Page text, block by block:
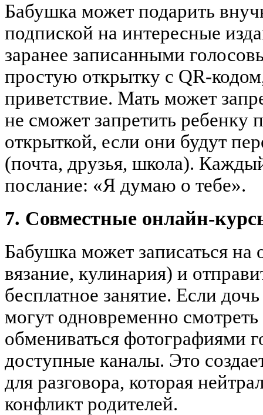
Бабушка может подарить
подпиской на интересные
заранее записанными
простую открытку с QR-
приветствие. Мать может
не сможет запретить ребенку
открыткой, если они будут
(почта, друзья, школа).
послание: «Я думаю о тебе».
7. Совместные онлайн-
Бабушка может записаться на
вязание, кулинария) и
бесплатное занятие. Если
могут одновременно смотреть
обмениваться фотографиями
доступные каналы. Это
для разговора, которая
конфликт родителей.